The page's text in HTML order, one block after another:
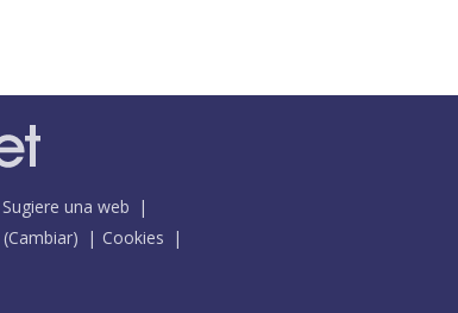
Sugiere una web
(Cambiar)
Cookies